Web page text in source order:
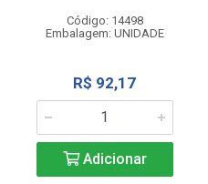
Código: 14498
Embalagem: UNIDADE
R$ 92,17
Adicionar